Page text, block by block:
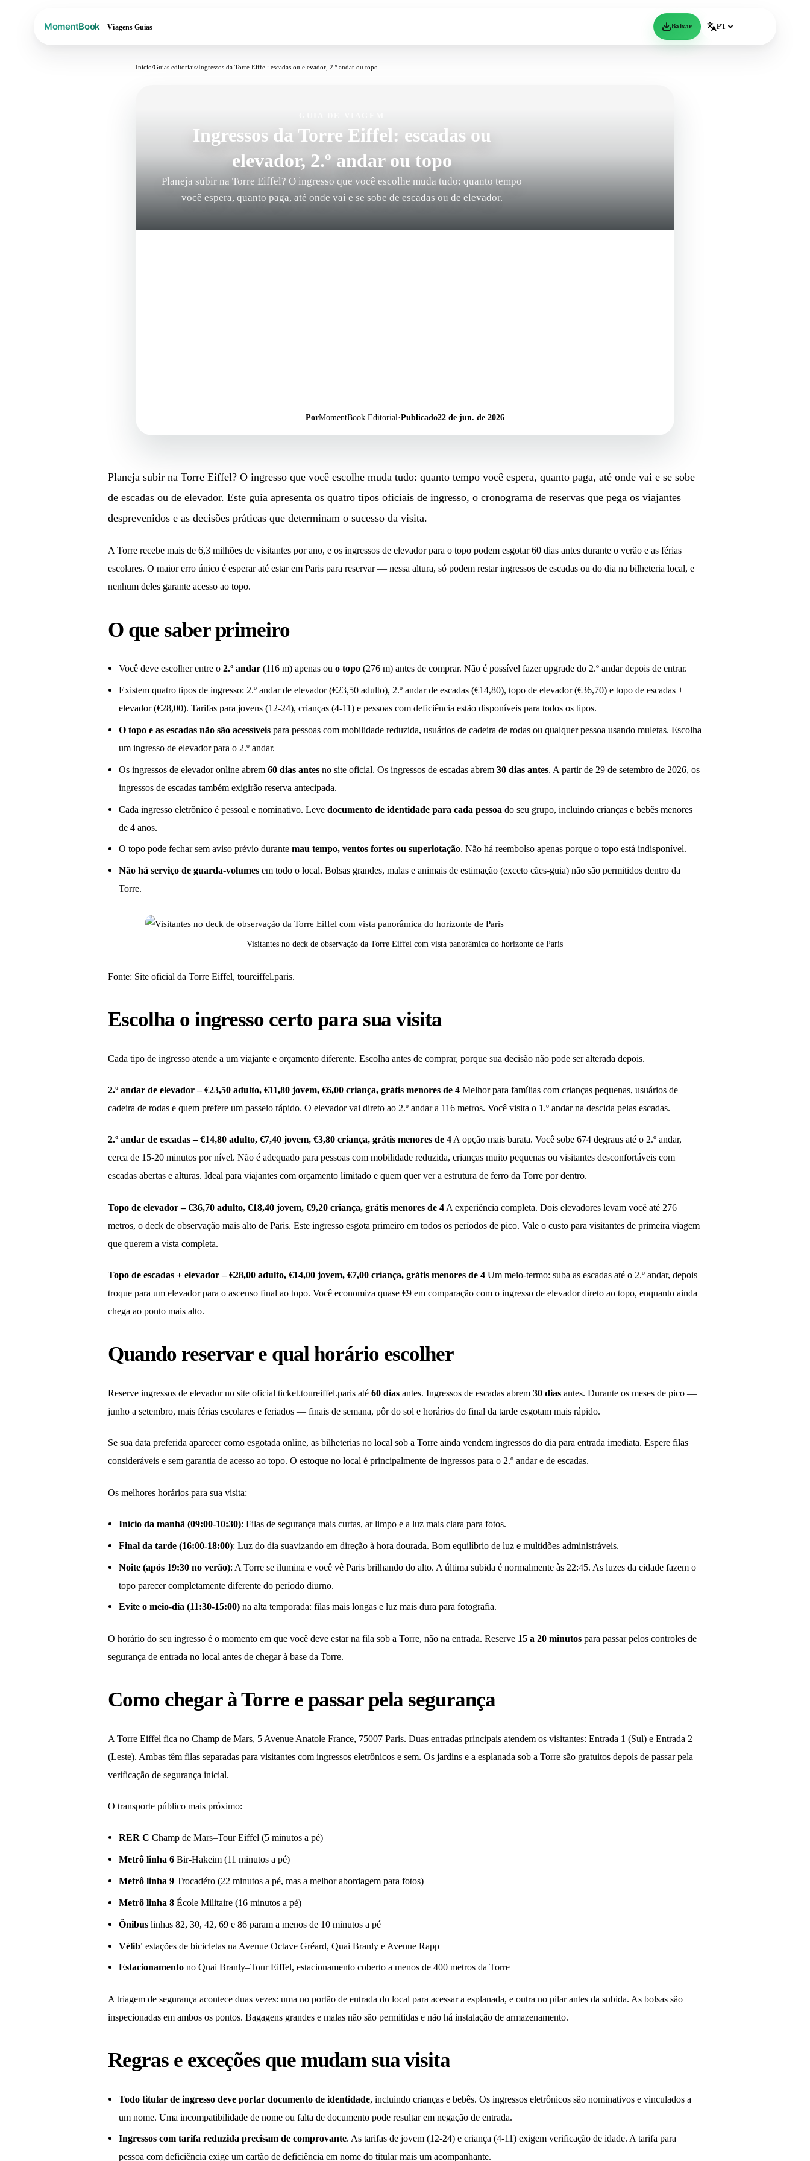
Viagens Guias Baixar PT
Início/Guias editoriais/Ingressos da Torre Eiffel: escadas ou elevador, 2.º andar ou topo
Ingressos da Torre Eiffel: escadas ou
elevador, 2.º andar ou topo
Planeja subir na Torre Eiffel? O ingresso que você escolhe muda tudo: quanto tempo
você espera, quanto paga, até onde vai e se sobe de escadas ou de elevador.
PorMomentBook Editorial·Publicado22 de jun. de 2026
Planeja subir na Torre Eiffel? O ingresso que você escolhe muda tudo: quanto tempo você espera, quanto paga, até onde vai e se sobe
de escadas ou de elevador. Este guia apresenta os quatro tipos oficiais de ingresso, o cronograma de reservas que pega os viajantes
desprevenidos e as decisões práticas que determinam o sucesso da visita.
A Torre recebe mais de 6,3 milhões de visitantes por ano, e os ingressos de elevador para o topo podem esgotar 60 dias antes durante o verão e as férias
escolares. O maior erro único é esperar até estar em Paris para reservar — nessa altura, só podem restar ingressos de escadas ou do dia na bilheteria local, e
nenhum deles garante acesso ao topo.
O que saber primeiro
Você deve escolher entre o 2.º andar(116 m) apenas ou o topo(276 m) antes de comprar. Não é possível fazer upgrade do 2.º andar depois de entrar.
Existem quatro tipos de ingresso: 2.º andar de elevador (€23,50 adulto), 2.º andar de escadas (€14,80), topo de elevador (€36,70) e topo de escadas +
elevador (€28,00). Tarifas para jovens (12-24), crianças (4-11) e pessoas com deficiência estão disponíveis para todos os tipos.
O topo e as escadas não são acessíveispara pessoas com mobilidade reduzida, usuários de cadeira de rodas ou qualquer pessoa usando muletas. Escolha
um ingresso de elevador para o 2.º andar.
Os ingressos de elevador online abrem 60 dias antesno site oficial. Os ingressos de escadas abrem 30 dias antes. A partir de 29 de setembro de 2026, os
ingressos de escadas também exigirão reserva antecipada.
Cada ingresso eletrônico é pessoal e nominativo. Leve documento de identidade para cada pessoa do seu grupo, incluindo crianças e bebês menores
de 4 anos.
O topo pode fechar sem aviso prévio durante mau tempo, ventos fortes ou superlotação. Não há reembolso apenas porque o topo está indisponível.
Não há serviço de guarda-volumesem todo o local. Bolsas grandes, malas e animais de estimação (exceto cães-guia) não são permitidos dentro da
Torre.
Visitantes no deck de observação da Torre Eiffel com vista panorâmica do horizonte de Paris
Fonte: Site oficial da Torre Eiffel, toureiffel.paris.
Escolha o ingresso certo para sua visita
Cada tipo de ingresso atende a um viajante e orçamento diferente. Escolha antes de comprar, porque sua decisão não pode ser alterada depois.
2.º andar de elevador – €23,50 adulto, €11,80 jovem, €6,00 criança, grátis menores de 4 Melhor para famílias com crianças pequenas, usuários de
cadeira de rodas e quem prefere um passeio rápido. O elevador vai direto ao 2.º andar a 116 metros. Você visita o 1.º andar na descida pelas escadas.
2.º andar de escadas – €14,80 adulto, €7,40 jovem, €3,80 criança, grátis menores de 4A opção mais barata. Você sobe 674 degraus até o 2.º andar,
cerca de 15-20 minutos por nível. Não é adequado para pessoas com mobilidade reduzida, crianças muito pequenas ou visitantes desconfortáveis com
escadas abertas e alturas. Ideal para viajantes com orçamento limitado e quem quer ver a estrutura de ferro da Torre por dentro.
Topo de elevador – €36,70 adulto, €18,40 jovem, €9,20 criança, grátis menores de 4 A experiência completa. Dois elevadores levam você até 276
metros, o deck de observação mais alto de Paris. Este ingresso esgota primeiro em todos os períodos de pico. Vale o custo para visitantes de primeira viagem
que querem a vista completa.
Topo de escadas + elevador – €28,00 adulto, €14,00 jovem, €7,00 criança, grátis menores de 4 Um meio-termo: suba as escadas até o 2.º andar, depois
troque para um elevador para o ascenso final ao topo. Você economiza quase €9 em comparação com o ingresso de elevador direto ao topo, enquanto ainda
chega ao ponto mais alto.
Quando reservar e qual horário escolher
Reserve ingressos de elevador no site oficial ticket.toureiffel.paris até60 dias antes. Ingressos de escadas abrem30 dias antes. Durante os meses de pico —
junho a setembro, mais férias escolares e feriados — finais de semana, pôr do sol e horários do final da tarde esgotam mais rápido.
Se sua data preferida aparecer como esgotada online, as bilheterias no local sob a Torre ainda vendem ingressos do dia para entrada imediata. Espere filas
consideráveis e sem garantia de acesso ao topo. O estoque no local é principalmente de ingressos para o 2.º andar e de escadas.
Os melhores horários para sua visita:
Início da manhã (09:00-10:30): Filas de segurança mais curtas, ar limpo e a luz mais clara para fotos.
Final da tarde (16:00-18:00): Luz do dia suavizando em direção à hora dourada. Bom equilíbrio de luz e multidões administráveis.
Noite (após 19:30 no verão): A Torre se ilumina e você vê Paris brilhando do alto. A última subida é normalmente às 22:45. As luzes da cidade fazem o
topo parecer completamente diferente do período diurno.
Evite o meio-dia (11:30-15:00)na alta temporada: filas mais longas e luz mais dura para fotografia.
O horário do seu ingresso é o momento em que você deve estar na fila sob a Torre, não na entrada. Reserve 15 a 20 minutos para passar pelos controles de
segurança de entrada no local antes de chegar à base da Torre.
Como chegar à Torre e passar pela segurança
A Torre Eiffel fica no Champ de Mars, 5 Avenue Anatole France, 75007 Paris. Duas entradas principais atendem os visitantes: Entrada 1 (Sul) e Entrada 2
(Leste). Ambas têm filas separadas para visitantes com ingressos eletrônicos e sem. Os jardins e a esplanada sob a Torre são gratuitos depois de passar pela
verificação de segurança inicial.
O transporte público mais próximo:
RER C Champ de Mars–Tour Eiffel (5 minutos a pé)
Metrô linha 6Bir-Hakeim (11 minutos a pé)
Metrô linha 9Trocadéro (22 minutos a pé, mas a melhor abordagem para fotos)
Metrô linha 8École Militaire (16 minutos a pé)
Ônibuslinhas 82, 30, 42, 69 e 86 param a menos de 10 minutos a pé
Vélib'estações de bicicletas na Avenue Octave Gréard, Quai Branly e Avenue Rapp
Estacionamentono Quai Branly–Tour Eiffel, estacionamento coberto a menos de 400 metros da Torre
A triagem de segurança acontece duas vezes: uma no portão de entrada do local para acessar a esplanada, e outra no pilar antes da subida. As bolsas são
inspecionadas em ambos os pontos. Bagagens grandes e malas não são permitidas e não há instalação de armazenamento.
Regras e exceções que mudam sua visita
Todo titular de ingresso deve portar documento de identidade, incluindo crianças e bebês. Os ingressos eletrônicos são nominativos e vinculados a
um nome. Uma incompatibilidade de nome ou falta de documento pode resultar em negação de entrada.
Ingressos com tarifa reduzida precisam de comprovante. As tarifas de jovem (12-24) e criança (4-11) exigem verificação de idade. A tarifa para
pessoa com deficiência exige um cartão de deficiência em nome do titular mais um acompanhante.